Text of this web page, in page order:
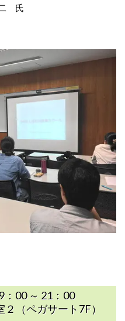
氏
：00 ～ 21：00
（ペガサート7F）